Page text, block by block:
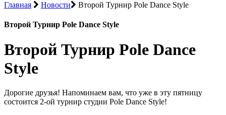
Главная
Новости Второй Турнир Pole Dance Style
Второй Турнир Pole Dance Style
Второй Турнир Pole Dance
Style
Дорогие друзья! Напоминаем вам, что уже в эту пятницу
состоится 2-ой турнир студии Pole Dance Style!